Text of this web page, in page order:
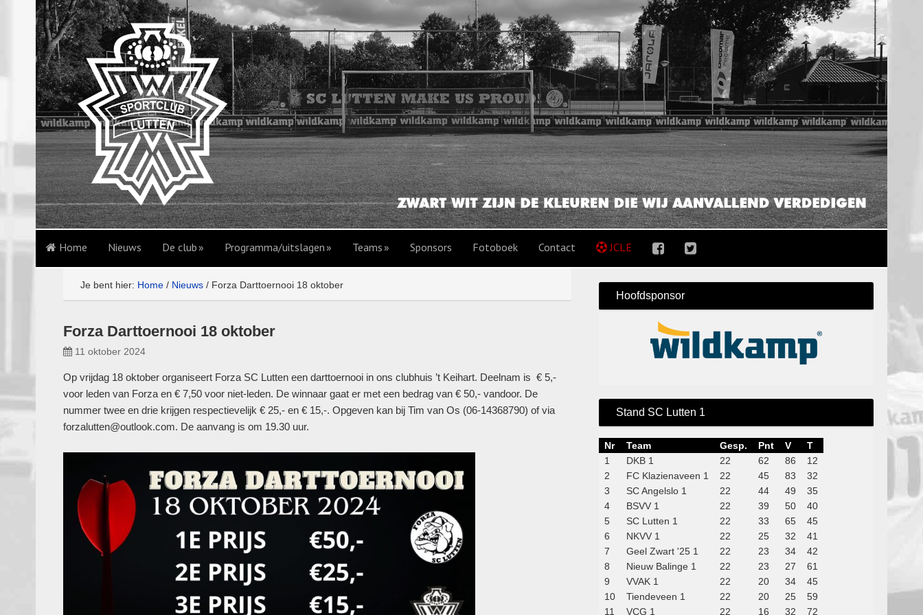
Home Nieuws De club Programma/uitslagen Teams Sponsors Fotoboek Contact JCLE
Je bent hier: Home / Nieuws / Forza Darttoernooi 18 oktober
Forza Darttoernooi 18 oktober
11 oktober 2024
Op vrijdag 18 oktober organiseert Forza SC Lutten een darttoernooi in ons clubhuis ’t Keihart. Deelnam is € 5,-
voor leden van Forza en € 7,50 voor niet-leden. De winnaar gaat er met een bedrag van € 50,- vandoor. De
nummer twee en drie krijgen respectievelijk € 25,- en € 15,-. Opgeven kan bij Tim van Os (06-14368790) of via
forzalutten@outlook.com. De aanvang is om 19.30 uur.
Hoofdsponsor
Stand SC Lutten 1
Nr Team Gesp. Pnt V
T
1
DKB 1 22 62 86
12
2
FC Klazienaveen 1 22 45 83
32
3
SC Angelslo 1 22 44 49
35
4
BSVV 1 22 39 50
40
5
SC Lutten 1 22 33 65
45
6
NKVV 1 22 25 32
41
7
Geel Zwart '25 1 22 23 34
42
8
Nieuw Balinge 1 22 23 27
61
9
VVAK 1 22 20 34
45
10
Tiendeveen 1 22 20 25
59
11
VCG 1 22 16 32 72